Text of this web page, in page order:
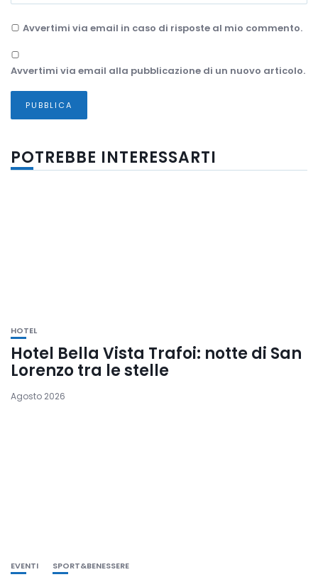
Avvertimi via email in caso di risposte al mio commento.
Avvertimi via email alla pubblicazione di un nuovo articolo.
POTREBBE INTERESSARTI
HOTEL
Hotel Bella Vista Trafoi: notte di San
Lorenzo tra le stelle
Agosto 2026
EVENTI SPORT&BENESSERE